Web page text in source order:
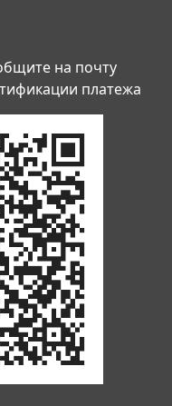
на почту
платежа